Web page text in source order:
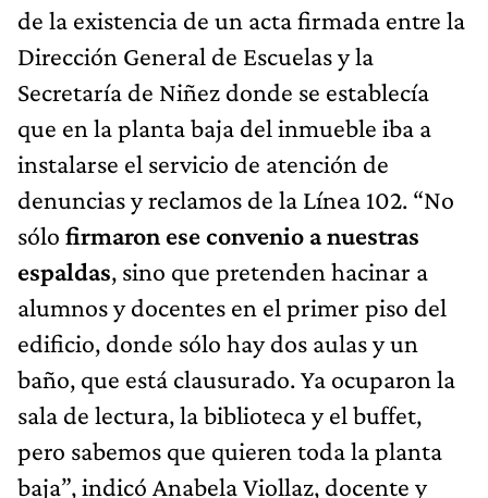
de la existencia de un acta firmada entre la
Dirección General de Escuelas y la
Secretaría de Niñez donde se establecía
que en la planta baja del inmueble iba a
instalarse el servicio de atención de
denuncias y reclamos de la Línea 102. “No
sólo firmaron ese convenio a nuestras
espaldas, sino que pretenden hacinar a
alumnos y docentes en el primer piso del
edificio, donde sólo hay dos aulas y un
baño, que está clausurado. Ya ocuparon la
sala de lectura, la biblioteca y el buffet,
pero sabemos que quieren toda la planta
baja”, indicó Anabela Viollaz, docente y